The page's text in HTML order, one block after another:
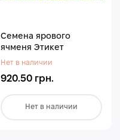
Семена ярового
ячменя Этикет
Нет в наличии
920.50 грн.
Нет в наличии